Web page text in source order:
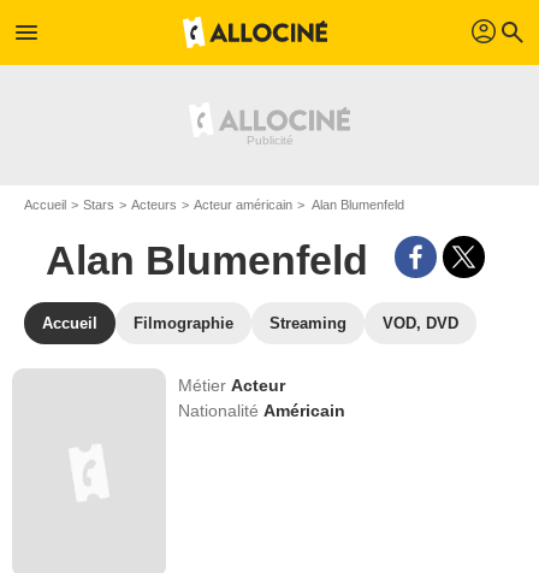
menu profil search
Accueil Stars Acteurs Acteur américain Alan Blumenfeld
Alan Blumenfeld
Accueil Filmographie Streaming VOD, DVD
MétierActeur
NationalitéAméricain